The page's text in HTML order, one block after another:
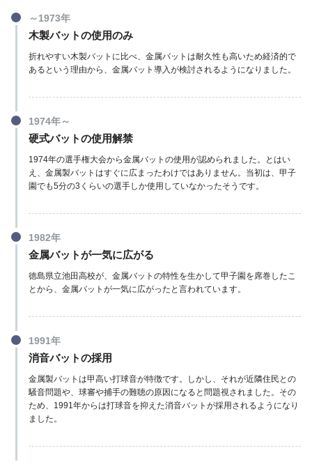
～1973年
木製バットの使用のみ
折れやすい木製バットに比べ、金属バットは耐久性も高いため経済的で
あるという理由から、金属バット導入が検討されるようになりました。
1974年～
硬式バットの使用解禁
1974年の選手権大会から金属バットの使用が認められました。とはい
え、金属製バットはすぐに広まったわけではありません。当初は、甲子
園でも5分の3くらいの選手しか使用していなかったそうです。
1982年
金属バットが一気に広がる
徳島県立池田高校が、金属バットの特性を生かして甲子園を席巻したこ
とから、金属バットが一気に広がったと言われています。
1991年
消音バットの採用
金属製バットは甲高い打球音が特徴です。しかし、それが近隣住民との
騒音問題や、球審や捕手の難聴の原因になると問題視されました。その
ため、1991年からは打球音を抑えた消音バットが採用されるようになり
ました。